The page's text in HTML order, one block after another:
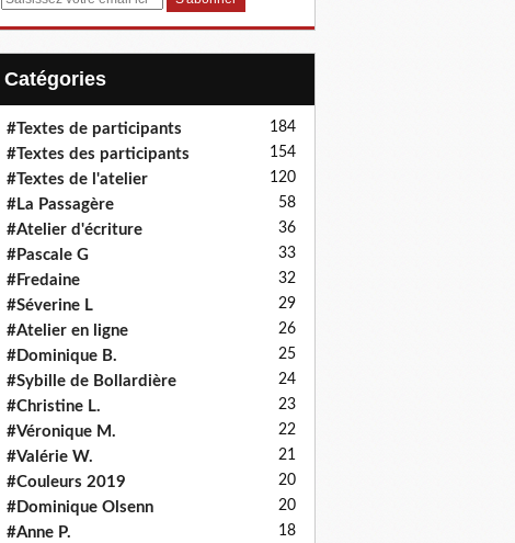
Catégories
#Textes de participants 184
#Textes des participants 154
#Textes de l'atelier 120
#La Passagère 58
#Atelier d'écriture 36
#Pascale G 33
#Fredaine 32
#Séverine L 29
#Atelier en ligne 26
#Dominique B. 25
#Sybille de Bollardière 24
#Christine L. 23
#Véronique M. 22
#Valérie W. 21
#Couleurs 2019 20
#Dominique Olsenn 20
#Anne P. 18